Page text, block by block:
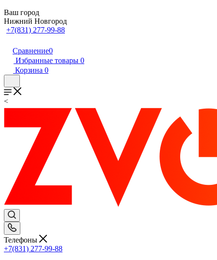
Ваш город
Нижний Новгород
+7(831) 277-99-88
Сравнение0
Избранные товары 0
Корзина 0
<
Телефоны
+7(831) 277-99-88